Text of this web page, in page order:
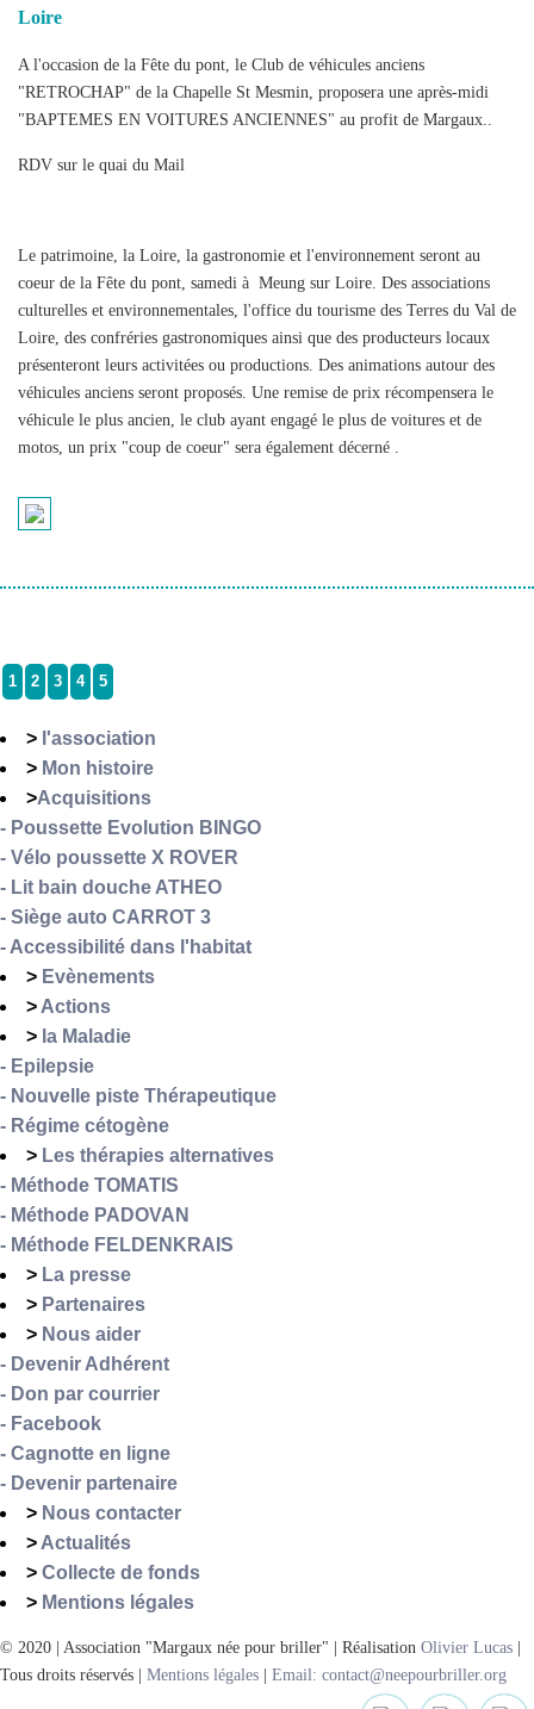
Loire
A l'occasion de la Fête du pont, le Club de véhicules anciens
"RETROCHAP" de la Chapelle St Mesmin, proposera une après-midi
"BAPTEMES EN VOITURES ANCIENNES" au profit de Margaux..
RDV sur le quai du Mail
Le patrimoine, la Loire, la gastronomie et l'environnement seront au
coeur de la Fête du pont, samedi à Meung sur Loire. Des associations
culturelles et environnementales, l'office du tourisme des Terres du Val de
Loire, des confréries gastronomiques ainsi que des producteurs locaux
présenteront leurs activitées ou productions. Des animations autour des
véhicules anciens seront proposés. Une remise de prix récompensera le
véhicule le plus ancien, le club ayant engagé le plus de voitures et de
motos, un prix "coup de coeur" sera également décerné .
1 2 3 4 5
> l'association
> Mon histoire
>Acquisitions
- Poussette Evolution BINGO
- Vélo poussette X ROVER
- Lit bain douche ATHEO
- Siège auto CARROT 3
- Accessibilité dans l'habitat
> Evènements
> Actions
> la Maladie
- Epilepsie
- Nouvelle piste Thérapeutique
- Régime cétogène
> Les thérapies alternatives
- Méthode TOMATIS
- Méthode PADOVAN
- Méthode FELDENKRAIS
> La presse
> Partenaires
> Nous aider
- Devenir Adhérent
- Don par courrier
- Facebook
- Cagnotte en ligne
- Devenir partenaire
> Nous contacter
> Actualités
> Collecte de fonds
> Mentions légales
© 2020 | Association "Margaux née pour briller" | Réalisation Olivier Lucas |
Tous droits réservés | Mentions légales | Email: contact@neepourbriller.org